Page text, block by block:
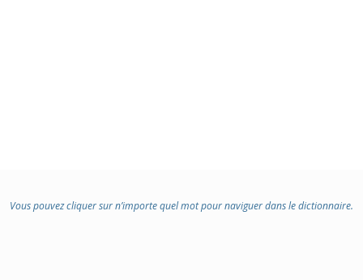
Vous pouvez cliquer sur n’importe quel mot pour naviguer dans le dictionnaire.